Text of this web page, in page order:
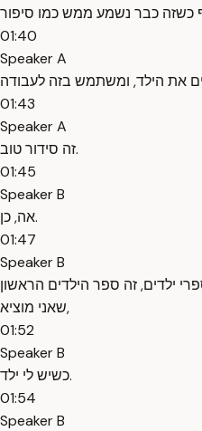
01:40
Speaker A
01:43
Speaker A
זה סידור טוב.
01:45
Speaker B
אה, כן.
01:47
Speaker B
ילדים, זה ספר הילדים הראשון
שאני מוציא,
01:52
Speaker B
כשיש לי ילד.
01:54
Speaker B